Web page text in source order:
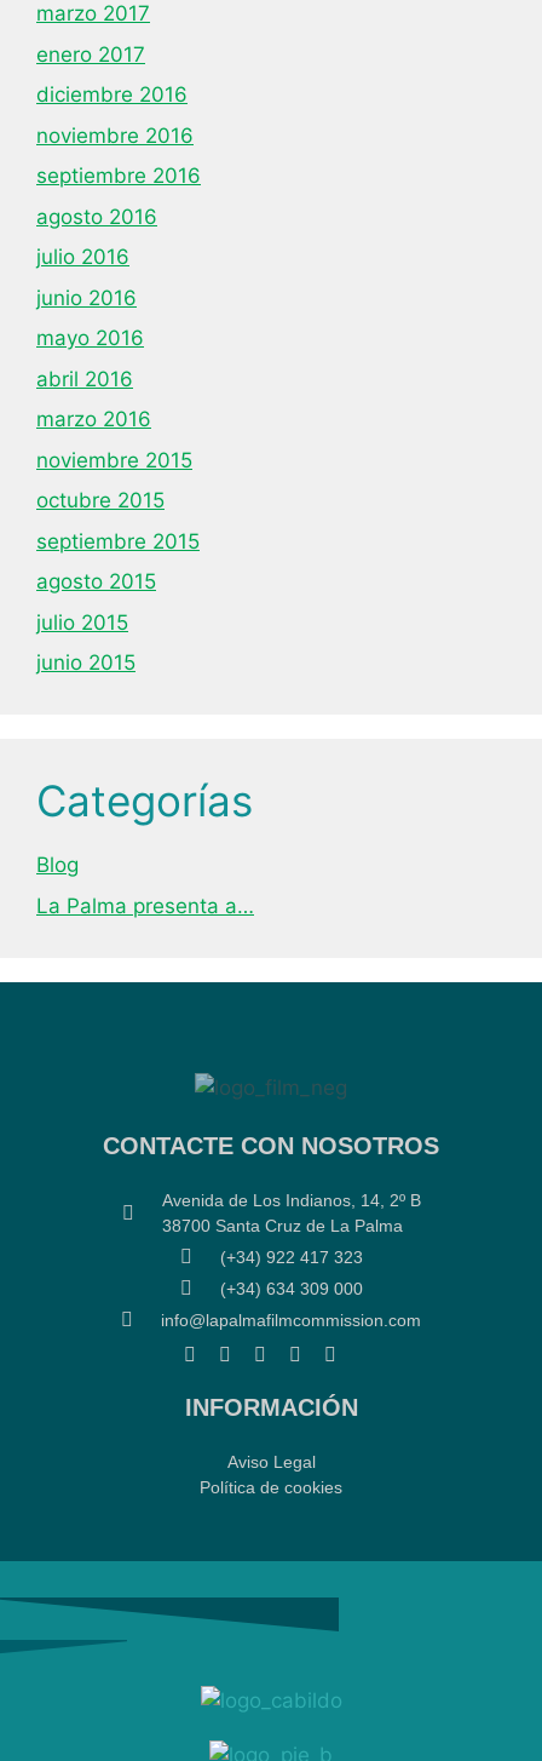
marzo 2017
enero 2017
diciembre 2016
noviembre 2016
septiembre 2016
agosto 2016
julio 2016
junio 2016
mayo 2016
abril 2016
marzo 2016
noviembre 2015
octubre 2015
septiembre 2015
agosto 2015
julio 2015
junio 2015
Categorías
Blog
La Palma presenta a…
CONTACTE CON NOSOTROS
Avenida de Los Indianos, 14, 2º B
38700 Santa Cruz de La Palma
(+34) 922 417 323
(+34) 634 309 000
info@lapalmafilmcommission.com
INFORMACIÓN
Aviso Legal
Política de cookies